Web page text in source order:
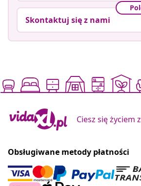
Skontaktuj się z nami
Ciesz się życiem
Obsługiwane metody płatności